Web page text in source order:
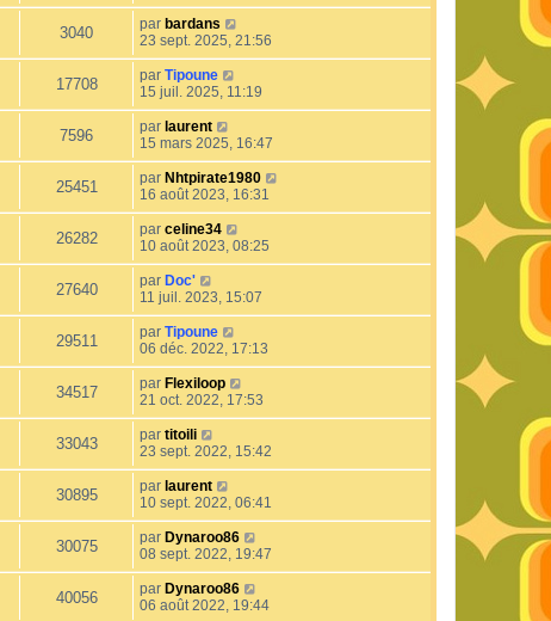
3040 par bardans
23 sept. 2025, 21:56
17708 par Tipoune
15 juil. 2025, 11:19
7596 par laurent
15 mars 2025, 16:47
25451 par Nhtpirate1980
16 août 2023, 16:31
26282 par celine34
10 août 2023, 08:25
27640 par Doc'
11 juil. 2023, 15:07
29511 par Tipoune
06 déc. 2022, 17:13
34517 par Flexiloop
21 oct. 2022, 17:53
33043 par titoili
23 sept. 2022, 15:42
30895 par laurent
10 sept. 2022, 06:41
30075 par Dynaroo86
08 sept. 2022, 19:47
40056 par Dynaroo86
06 août 2022, 19:44